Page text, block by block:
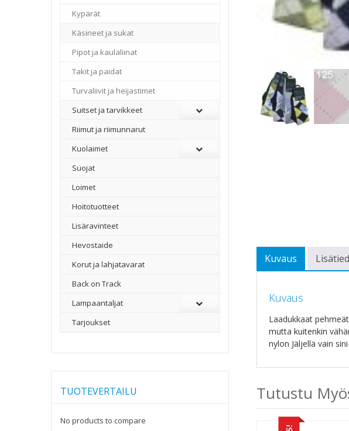
Kuvaus
Kuvaus
Laadukkaat
mutta kuitenkin
nylon Jäljellä vain
Tutustu
Kypärät
Käsineet ja sukat
Pipot ja kaulaliinat
Takit ja paidat
Turvaliivit ja heijastimet
Suitset ja tarvikkeet
Riimut ja riimunnarut
Kuolaimet
Suojat
Loimet
Hoitotuotteet
Lisäravinteet
Hevostaide
Korut ja lahjatavarat
Back on Track
Lampaantaljat
Tarjoukset
TUOTEVERTAILU
No products to compare